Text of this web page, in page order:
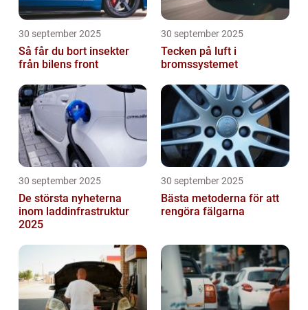
30 september 2025
Så får du bort insekter
från bilens front
30 september 2025
Tecken på luft i
bromssystemet
30 september 2025
De största nyheterna
inom laddinfrastruktur
2025
30 september 2025
Bästa metoderna för att
rengöra fälgarna